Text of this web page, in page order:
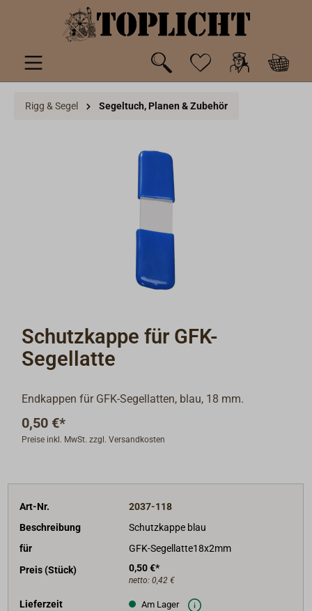
springen
Rigg & Segel Segeltuch, Planen & Zubehör
Schutzkappe für GFK-
Segellatte
Endkappen für GFK-Segellatten, blau, 18 mm.
0,50 €*
Preise inkl. MwSt. zzgl. Versandkosten
Art-Nr.
2037-118
Beschreibung
Schutzkappe blau
für
GFK-Segellatte18x2mm
Preis (Stück)
0,50 €*
netto: 0,42 €
Lieferzeit Am Lager